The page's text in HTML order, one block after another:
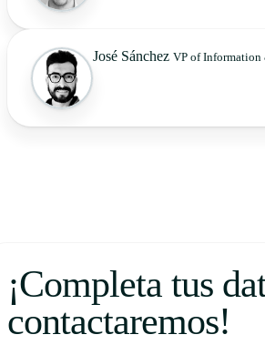
José Sánchez VP of Information
¡Completa tus
contactaremos!